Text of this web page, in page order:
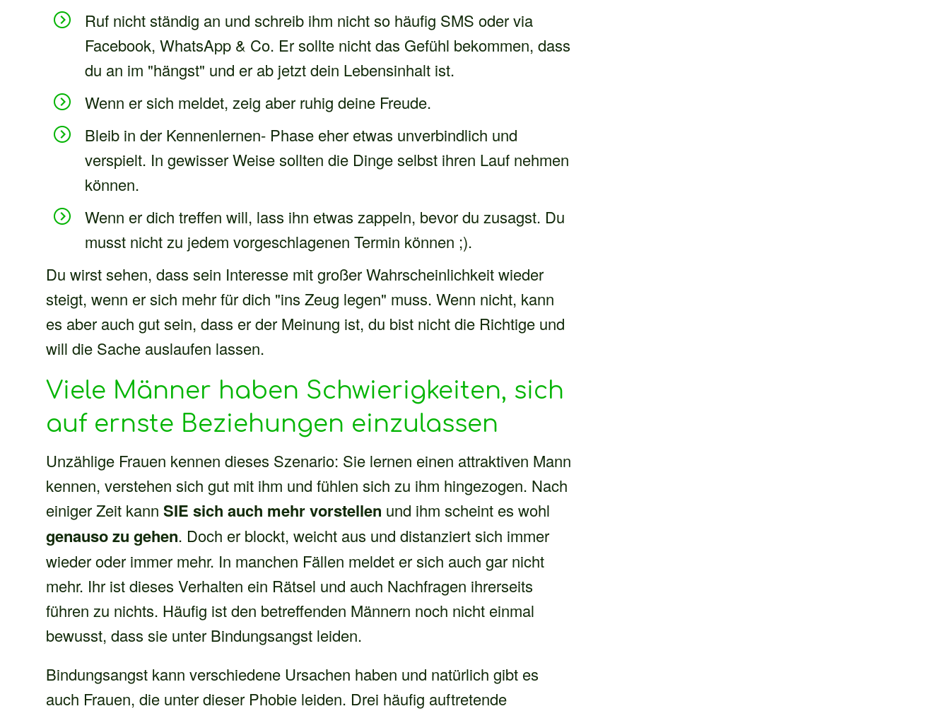
Ruf nicht ständig an und schreib ihm nicht so häufig SMS oder via
Facebook, WhatsApp & Co. Er sollte nicht das Gefühl bekommen, dass
du an im "hängst" und er ab jetzt dein Lebensinhalt ist.
Wenn er sich meldet, zeig aber ruhig deine Freude.
Bleib in der Kennenlernen- Phase eher etwas unverbindlich und
verspielt. In gewisser Weise sollten die Dinge selbst ihren Lauf nehmen
können.
Wenn er dich treffen will, lass ihn etwas zappeln, bevor du zusagst. Du
musst nicht zu jedem vorgeschlagenen Termin können ;).
Du wirst sehen, dass sein Interesse mit großer Wahrscheinlichkeit wieder
steigt, wenn er sich mehr für dich "ins Zeug legen" muss. Wenn nicht, kann
es aber auch gut sein, dass er der Meinung ist, du bist nicht die Richtige und
will die Sache auslaufen lassen.
Viele Männer haben Schwierigkeiten, sich
auf ernste Beziehungen einzulassen
Unzählige Frauen kennen dieses Szenario: Sie lernen einen attraktiven Mann
kennen, verstehen sich gut mit ihm und fühlen sich zu ihm hingezogen. Nach
einiger Zeit kann SIE sich auch mehr vorstellen und ihm scheint es wohl
genauso zu gehen. Doch er blockt, weicht aus und distanziert sich immer
wieder oder immer mehr. In manchen Fällen meldet er sich auch gar nicht
mehr. Ihr ist dieses Verhalten ein Rätsel und auch Nachfragen ihrerseits
führen zu nichts. Häufig ist den betreffenden Männern noch nicht einmal
bewusst, dass sie unter Bindungsangst leiden.
Bindungsangst kann verschiedene Ursachen haben und natürlich gibt es
auch Frauen, die unter dieser Phobie leiden. Drei häufig auftretende